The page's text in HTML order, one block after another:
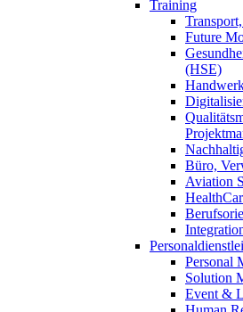
Training
Future
(HSE)
Büro,
Aviation
Personal
Solution
Event &